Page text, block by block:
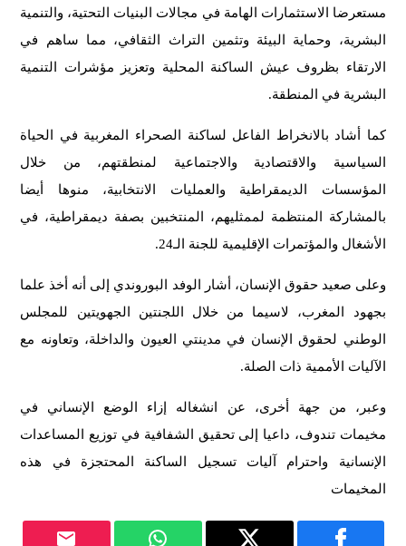
مستعرضا الاستثمارات الهامة في مجالات البنيات التحتية، والتنمية
البشرية، وحماية البيئة وتثمين التراث الثقافي، مما ساهم في
الارتقاء بظروف عيش الساكنة المحلية وتعزيز مؤشرات التنمية
البشرية في المنطقة.
كما أشاد بالانخراط الفاعل لساكنة الصحراء المغربية في الحياة
السياسية والاقتصادية والاجتماعية لمنطقتهم، من خلال
المؤسسات الديمقراطية والعمليات الانتخابية، منوها أيضا
بالمشاركة المنتظمة لممثليهم، المنتخبين بصفة ديمقراطية، في
الأشغال والمؤتمرات الإقليمية للجنة الـ24.
وعلى صعيد حقوق الإنسان، أشار الوفد البوروندي إلى أنه أخذ علما
بجهود المغرب، لاسيما من خلال اللجنتين الجهويتين للمجلس
الوطني لحقوق الإنسان في مدينتي العيون والداخلة، وتعاونه مع
الآليات الأممية ذات الصلة.
وعبر، من جهة أخرى، عن انشغاله إزاء الوضع الإنساني في
مخيمات تندوف، داعيا إلى تحقيق الشفافية في توزيع المساعدات
الإنسانية واحترام آليات تسجيل الساكنة المحتجزة في هذه
المخيمات